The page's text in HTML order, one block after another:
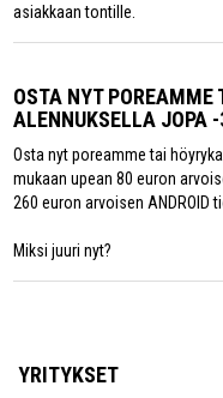
asiakkaan tontille.
OSTA NYT
ALENNUKSELLA JOPA
Osta nyt poreamme tai
mukaan upean 80 euron
260 euron arvoisen ANDROID
Miksi juuri nyt?
YRITYKSET